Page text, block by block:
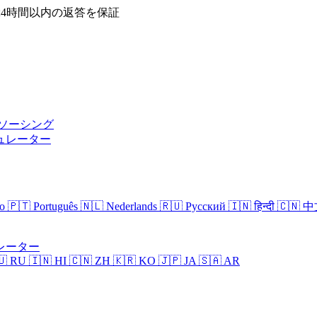
時間以内の返答を保証
ーシング
レーター
🇵🇹 Português 🇳🇱 Nederlands 🇷🇺 Русский 🇮🇳 हिन्दी 🇨🇳 中
ーター
RU 🇮🇳 HI 🇨🇳 ZH 🇰🇷 KO 🇯🇵 JA 🇸🇦 AR